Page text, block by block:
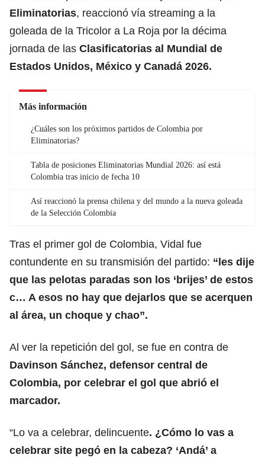
Eliminatorias, reaccionó vía streaming a la
goleada de la Tricolor a La Roja por la décima
jornada de las Clasificatorias al Mundial de
Estados Unidos, México y Canadá 2026.
Más información
¿Cuáles son los próximos partidos de Colombia por
Eliminatorias?
Tabla de posiciones Eliminatorias Mundial 2026: así está
Colombia tras inicio de fecha 10
Así reaccionó la prensa chilena y del mundo a la nueva goleada
de la Selección Colombia
Tras el primer gol de Colombia, Vidal fue
contundente en su transmisión del partido: “les dije
que las pelotas paradas son los ‘brijes’ de estos
c… A esos no hay que dejarlos que se acerquen
al área, un choque y chao”.
Al ver la repetición del gol, se fue en contra de
Davinson Sánchez, defensor central de
Colombia, por celebrar el gol que abrió el
marcador.
“Lo va a celebrar, delincuente. ¿Cómo lo vas a
celebrar site pegó en la cabeza? ‘Andá’ a